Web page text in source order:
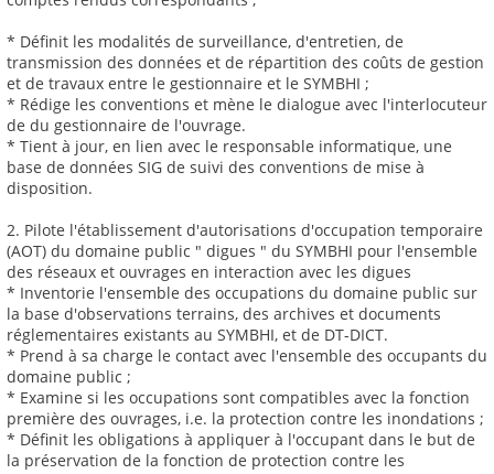
* Définit les modalités de surveillance, d'entretien, de
transmission des données et de répartition des coûts de gestion
et de travaux entre le gestionnaire et le SYMBHI ;
* Rédige les conventions et mène le dialogue avec l'interlocuteur
de du gestionnaire de l'ouvrage.
* Tient à jour, en lien avec le responsable informatique, une
base de données SIG de suivi des conventions de mise à
disposition.
2. Pilote l'établissement d'autorisations d'occupation temporaire
(AOT) du domaine public " digues " du SYMBHI pour l'ensemble
des réseaux et ouvrages en interaction avec les digues
* Inventorie l'ensemble des occupations du domaine public sur
la base d'observations terrains, des archives et documents
réglementaires existants au SYMBHI, et de DT-DICT.
* Prend à sa charge le contact avec l'ensemble des occupants du
domaine public ;
* Examine si les occupations sont compatibles avec la fonction
première des ouvrages, i.e. la protection contre les inondations ;
* Définit les obligations à appliquer à l'occupant dans le but de
la préservation de la fonction de protection contre les